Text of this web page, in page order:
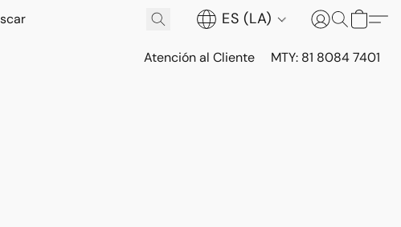
ES (LA)
Atención al Cliente MTY: 81 8084 7401